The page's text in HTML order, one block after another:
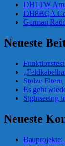
DH1TW
DH8BQA
German
Neueste
Stolze Eltern
Es geht
Sightseeing
Neueste
Bauprojekte: